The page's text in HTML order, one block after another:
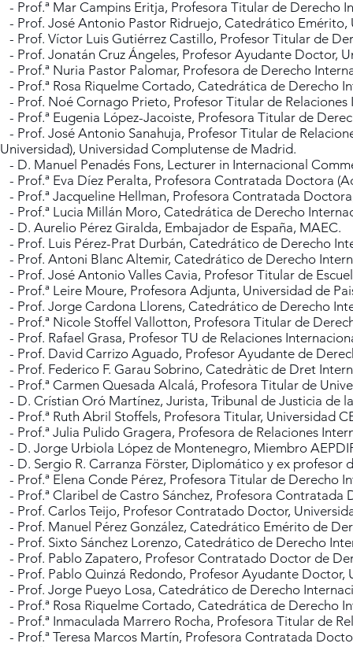
- Prof.ª Mar Campins Eritja, Profesora Titular de Derecho
- Prof. José Antonio Pastor Ridruejo, Catedrático Emérito,
- Prof. Víctor Luis Gutiérrez Castillo, Profesor Titular de
- Prof. Jonatán Cruz Ángeles, Profesor Ayudante Doctor,
- Prof.ª Nuria Pastor Palomar, Profesora de Derecho
- Prof.ª Rosa Riquelme Cortado, Catedrática de Derecho
- Prof. Noé Cornago Prieto, Profesor Titular de Relaciones
- Prof.ª Eugenia López-Jacoiste, Profesora Titular de
- Prof. José Antonio Sanahuja, Profesor Titular de
Universidad), Universidad Complutense de Madrid.
- D. Manuel Penadés Fons, Lecturer in Internacional
- Prof.ª Eva Díez Peralta, Profesora Contratada Doctora
- Prof.ª Jacqueline Hellman, Profesora Contratada
- Prof.ª Lucia Millán Moro, Catedrática de Derecho
- D. Aurelio Pérez Giralda, Embajador de España, MAEC.
- Prof. Luis Pérez-Prat Durbán, Catedrático de Derecho
- Prof. Antoni Blanc Altemir, Catedrático de Derecho
- Prof. José Antonio Valles Cavia, Profesor Titular de
- Prof.ª Leire Moure, Profesora Adjunta, Universidad de
- Prof. Jorge Cardona Llorens, Catedrático de Derecho
- Prof.ª Nicole Stoffel Vallotton, Profesora Titular de
- Prof. Rafael Grasa, Profesor TU de Relaciones
- Prof. David Carrizo Aguado, Profesor Ayudante de
- Prof. Federico F. Garau Sobrino, Catedràtic de Dret
- Prof.ª Carmen Quesada Alcalá, Profesora Titular de
- D. Crístian Oró Martínez, Jurista, Tribunal de Justicia de
- Prof.ª Ruth Abril Stoffels, Profesora Titular, Universidad
- Prof.ª Julia Pulido Gragera, Profesora de Relaciones
- D. Jorge Urbiola López de Montenegro, Miembro
- D. Sergio R. Carranza Förster, Diplomático y ex
- Prof.ª Elena Conde Pérez, Profesora Titular de Derecho
- Prof.ª Claribel de Castro Sánchez, Profesora Contratada
- Prof. Carlos Teijo, Profesor Contratado Doctor,
- Prof. Manuel Pérez González, Catedrático Emérito de
- Prof. Sixto Sánchez Lorenzo, Catedrático de Derecho
- Prof. Pablo Zapatero, Profesor Contratado Doctor de
- Prof. Pablo Quinzá Redondo, Profesor Ayudante Doctor,
- Prof. Jorge Pueyo Losa, Catedrático de Derecho
- Prof.ª Rosa Riquelme Cortado, Catedrática de Derecho
- Prof.ª Inmaculada Marrero Rocha, Profesora Titular de
- Prof.ª Teresa Marcos Martín, Profesora Contratada